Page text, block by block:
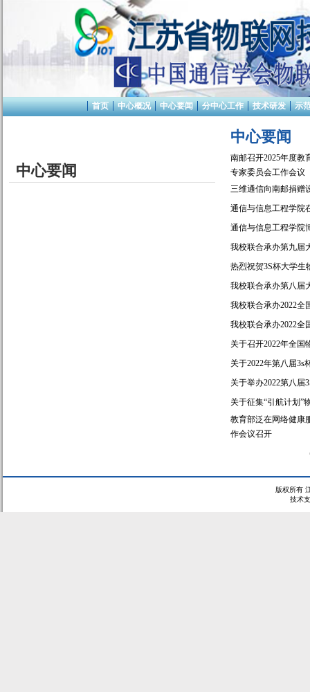
首页 中心概况 中心要闻 分中心工作 技术研发 示
中心要闻
中心要闻
南邮召开2025年度教
专家委员会工作会议
三维通信向南邮捐赠
通信与信息工程学院
通信与信息工程学院
我校联合承办第九届
热烈祝贺3S杯大学生
我校联合承办第八届
我校联合承办2022全
我校联合承办2022全
关于召开2022年全国
关于2022年第八届3s
关于举办2022第八届
关于征集“引航计划”
教育部泛在网络健康
作会议召开
版权所有
技术